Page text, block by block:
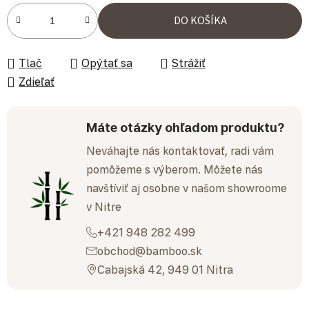
Jednotková cena:
DO KOŠÍKA
Tlač Opýtať sa
Strážiť
Zdieľať
Máte otázky ohľadom produktu?
Neváhajte nás kontaktovať, radi vám
pomôžeme s výberom. Môžete nás
navštíviť aj osobne v našom showroome
v Nitre
+421 948 282 499
obchod@bamboo.sk
Cabajská 42, 949 01 Nitra